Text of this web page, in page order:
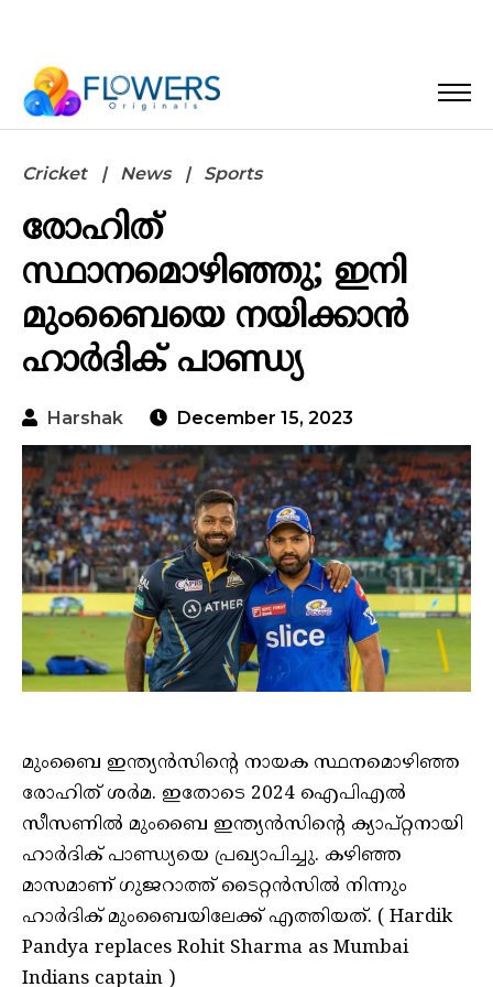
Cricket News Sports
രോഹിത്
സ്ഥാനമൊഴിഞ്ഞു; ഇനി
മുംബൈയെ നയിക്കാന്‍
ഹാര്‍ദിക് പാണ്ഡ്യ
Harshak December 15, 2023
മുംബൈ ഇന്ത്യന്‍സിന്റെ നായക സ്ഥനമൊഴിഞ്ഞ
രോഹിത് ശര്‍മ. ഇതോടെ 2024 ഐപിഎല്‍
സീസണില്‍ മുംബൈ ഇന്ത്യന്‍സിന്റെ ക്യാപ്റ്റനായി
ഹാര്‍ദിക് പാണ്ഡ്യയെ പ്രഖ്യാപിച്ചു. കഴിഞ്ഞ
മാസമാണ് ഗുജറാത്ത് ടൈറ്റന്‍സില്‍ നിന്നും
ഹാര്‍ദിക് മുംബൈയിലേക്ക് എത്തിയത്. ( Hardik
Pandya replaces Rohit Sharma as Mumbai
Indians captain )